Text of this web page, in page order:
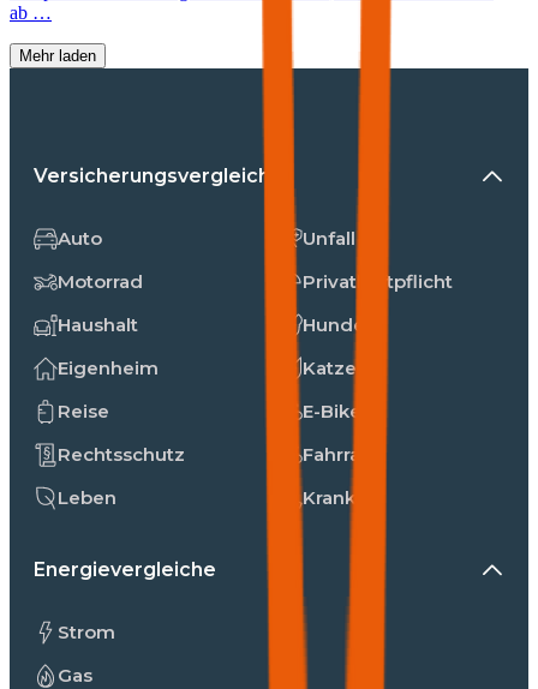
ab …
Mehr laden
Versicherungsvergleiche
Auto
Motorrad
Haushalt
Eigenheim
Reise
Rechtsschutz
Leben
Unfall
Privathaftpflicht
Hunde
Katzen
E-Bike
Fahrrad
Kranken
Energievergleiche
Strom
Gas